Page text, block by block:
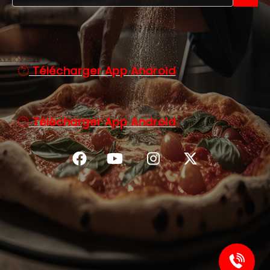
C.G.V
Télécharger App Android
Télécharger App Android